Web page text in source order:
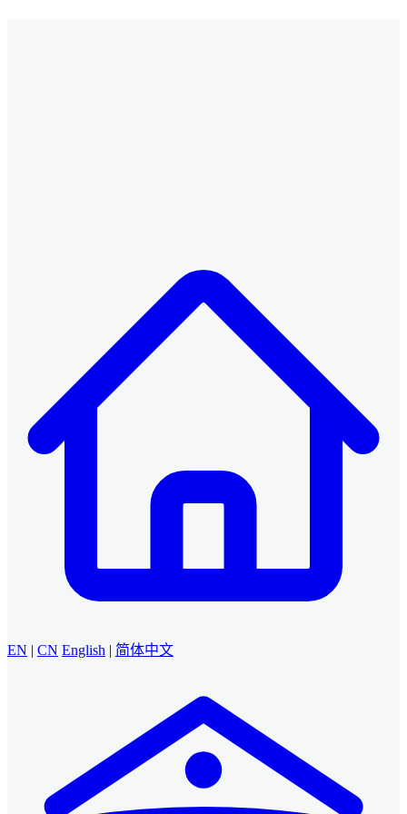
EN | CN English | 简体中文